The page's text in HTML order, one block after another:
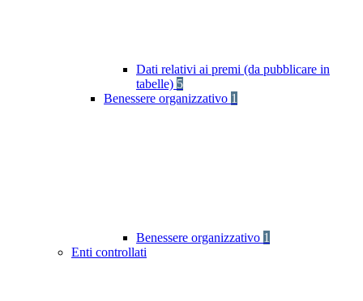
Dati relativi ai premi (da pubblicare in
tabelle) 5
Benessere organizzativo 1
Benessere organizzativo 1
Enti controllati